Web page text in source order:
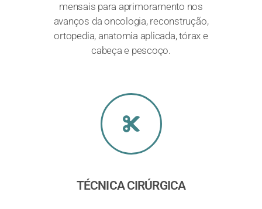
mensais para aprimoramento nos
avanços da oncologia, reconstrução,
ortopedia, anatomia aplicada, tórax e
cabeça e pescoço.
TÉCNICA CIRÚRGICA